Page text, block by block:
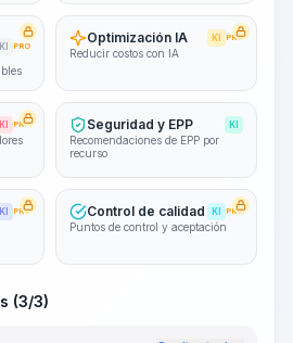
KI PRO
Optimización IA KI PRO
Reducir costos con IA
KI PRO Seguridad y EPP KI
Recomendaciones de EPP por
recurso
KI PRO Control de calidad KI PRO
Puntos de control y aceptación
(3/3)